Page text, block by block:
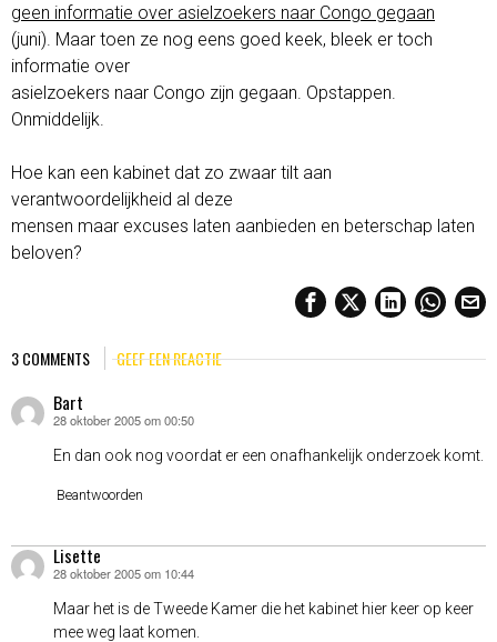
geen informatie over asielzoekers naar Congo gegaan
(juni). Maar toen ze nog eens goed keek, bleek er toch
informatie over
asielzoekers naar Congo zijn gegaan. Opstappen.
Onmiddelijk.
Hoe kan een kabinet dat zo zwaar tilt aan
verantwoordelijkheid al deze
mensen maar excuses laten aanbieden en beterschap laten
beloven?
3 COMMENTS GEEF EEN REACTIE
Bart
schreef:
28 oktober 2005 om 00:50
En dan ook nog voordat er een onafhankelijk onderzoek komt.
Beantwoorden
Lisette
schreef:
28 oktober 2005 om 10:44
Maar het is de Tweede Kamer die het kabinet hier keer op keer
mee weg laat komen.